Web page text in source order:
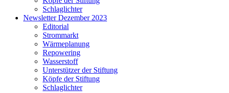
Schlaglichter
Newsletter Dezember 2023
Editorial
Strommarkt
Wärmeplanung
Repowering
Wasserstoff
Unterstützer der Stiftung
Köpfe der Stiftung
Schlaglichter